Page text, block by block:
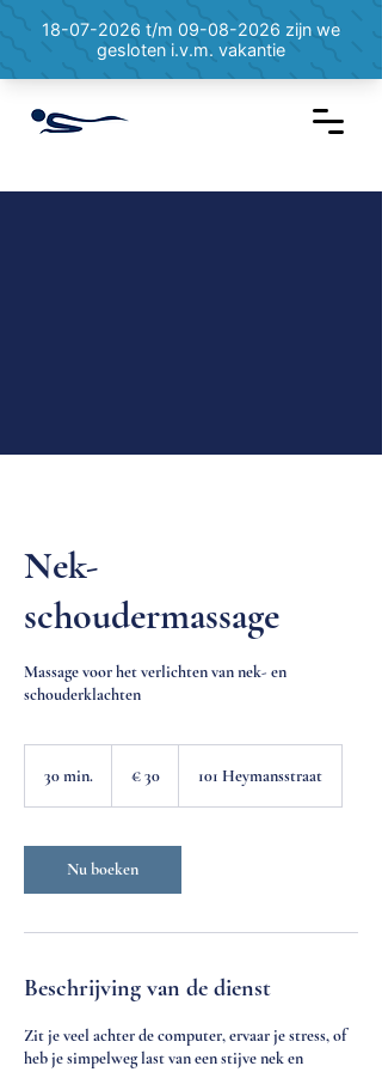
Nek-
schoudermassage
Massage voor het verlichten van nek- en
schouderklachten
30 min.
i
n
.
€ 30 101 Heymansstraat
Nu boeken
Beschrijving van de dienst
Zit je veel achter de computer, ervaar je stress, of
heb je simpelweg last van een stijve nek en